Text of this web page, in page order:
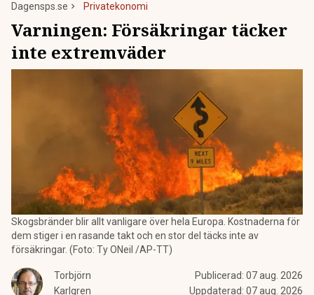
Dagensps.se Privatekonomi
Varningen: Försäkringar täcker
inte extremväder
Skogsbränder blir allt vanligare över hela Europa. Kostnaderna för
dem stiger i en rasande takt och en stor del täcks inte av
försäkringar. (Foto: Ty ONeil /AP-TT)
Torbjörn
Karlgren
Publicerad: 07 aug. 2026
Uppdaterad: 07 aug. 2026